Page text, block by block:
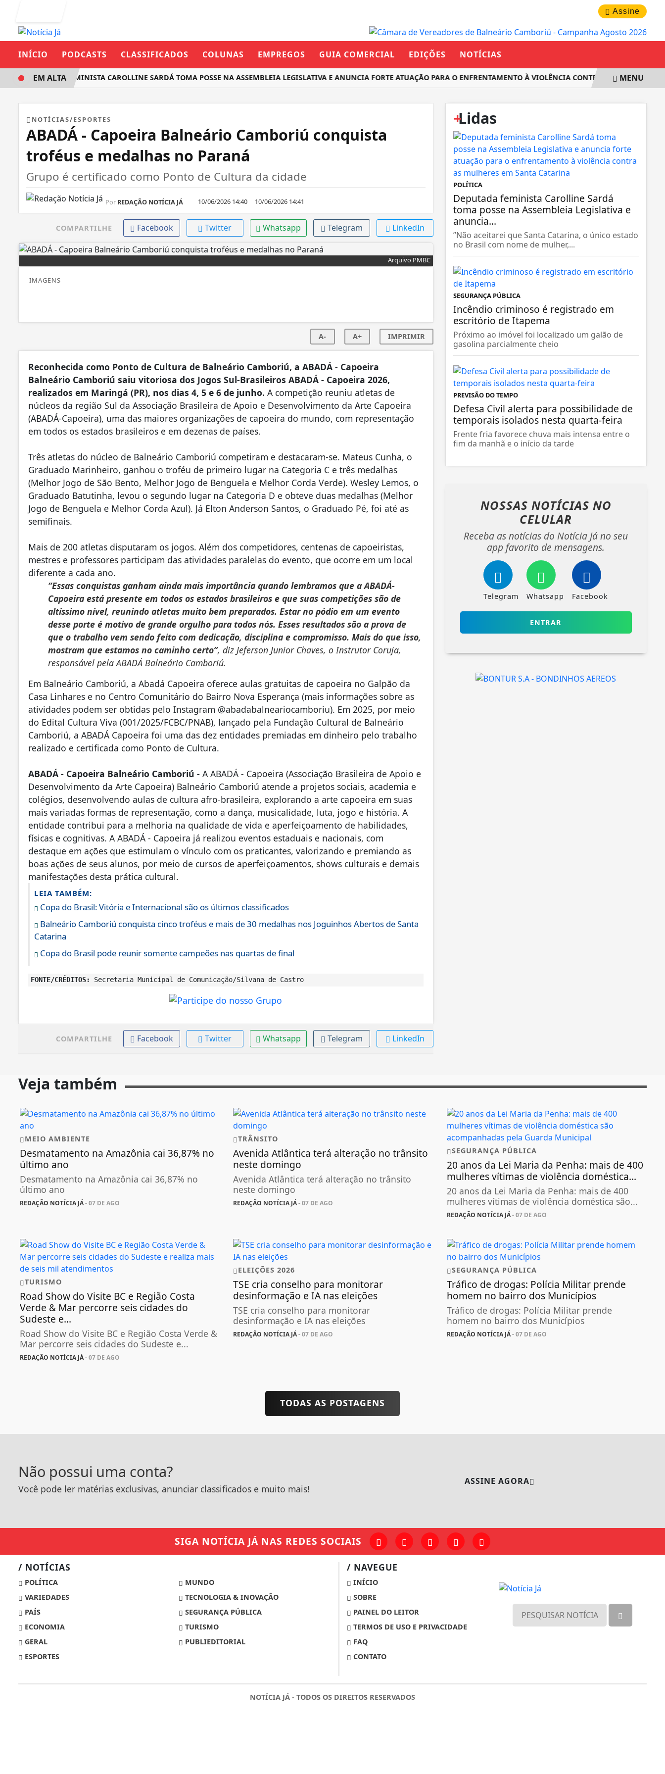
Assine
INÍCIO PODCASTS CLASSIFICADOS COLUNAS EMPREGOS GUIA COMERCIAL EDIÇÕES NOTÍCIAS
DEPUTADA FEMINISTA CAROLLINE SARDÁ TOMA POSSE NA ASSEMBLEIA LEGISLATIVA E ANUNCIA FORTE ATUAÇÃO PARA O ENFRENTAMENTO À VIOLÊNCIA CONTRA AS MULHERES
EM ALTA MENU
NOTÍCIAS/ESPORTES
ABADÁ - Capoeira Balneário Camboriú conquista
troféus e medalhas no Paraná
Grupo é certificado como Ponto de Cultura da cidade
Por REDAÇÃO NOTÍCIA JÁ 10/06/2026 14:40 10/06/2026 14:41
COMPARTILHE Facebook Twitter Whatsapp Telegram LinkedIn
Arquivo PMBC
IMAGENS
A- A+ IMPRIMIR
Reconhecida como Ponto de Cultura de Balneário Camboriú, a ABADÁ - Capoeira
Balneário Camboriú saiu vitoriosa dos Jogos Sul-Brasileiros ABADÁ - Capoeira 2026,
realizados em Maringá (PR), nos dias 4, 5 e 6 de junho. A competição reuniu atletas de
núcleos da região Sul da Associação Brasileira de Apoio e Desenvolvimento da Arte Capoeira
(ABADÁ-Capoeira), uma das maiores organizações de capoeira do mundo, com representação
em todos os estados brasileiros e em dezenas de países.
Três atletas do núcleo de Balneário Camboriú competiram e destacaram-se. Mateus Cunha, o
Graduado Marinheiro, ganhou o troféu de primeiro lugar na Categoria C e três medalhas
(Melhor Jogo de São Bento, Melhor Jogo de Benguela e Melhor Corda Verde). Wesley Lemos, o
Graduado Batutinha, levou o segundo lugar na Categoria D e obteve duas medalhas (Melhor
Jogo de Benguela e Melhor Corda Azul). Já Elton Anderson Santos, o Graduado Pé, foi até as
semifinais.
Mais de 200 atletas disputaram os jogos. Além dos competidores, centenas de capoeiristas,
mestres e professores participam das atividades paralelas do evento, que ocorre em um local
diferente a cada ano.
“Essas conquistas ganham ainda mais importância quando lembramos que a ABADÁ-
Capoeira está presente em todos os estados brasileiros e que suas competições são de
altíssimo nível, reunindo atletas muito bem preparados. Estar no pódio em um evento
desse porte é motivo de grande orgulho para todos nós. Esses resultados são a prova de
que o trabalho vem sendo feito com dedicação, disciplina e compromisso. Mais do que isso,
mostram que estamos no caminho certo”, diz Jeferson Junior Chaves, o Instrutor Coruja,
responsável pela ABADÁ Balneário Camboriú.
Em Balneário Camboriú, a Abadá Capoeira oferece aulas gratuitas de capoeira no Galpão da
Casa Linhares e no Centro Comunitário do Bairro Nova Esperança (mais informações sobre as
atividades podem ser obtidas pelo Instagram @abadabalneariocamboriu). Em 2025, por meio
do Edital Cultura Viva (001/2025/FCBC/PNAB), lançado pela Fundação Cultural de Balneário
Camboriú, a ABADÁ Capoeira foi uma das dez entidades premiadas em dinheiro pelo trabalho
realizado e certificada como Ponto de Cultura.
ABADÁ - Capoeira Balneário Camboriú - A ABADÁ - Capoeira (Associação Brasileira de Apoio e
Desenvolvimento da Arte Capoeira) Balneário Camboriú atende a projetos sociais, academia e
colégios, desenvolvendo aulas de cultura afro-brasileira, explorando a arte capoeira em suas
mais variadas formas de representação, como a dança, musicalidade, luta, jogo e história. A
entidade contribui para a melhoria na qualidade de vida e aperfeiçoamento de habilidades,
físicas e cognitivas. A ABADÁ - Capoeira já realizou eventos estaduais e nacionais, com
destaque em ações que estimulam o vínculo com os praticantes, valorizando e premiando as
boas ações de seus alunos, por meio de cursos de aperfeiçoamentos, shows culturais e demais
manifestações desta prática cultural.
LEIA TAMBÉM:
Copa do Brasil: Vitória e Internacional são os últimos classificados
Balneário Camboriú conquista cinco troféus e mais de 30 medalhas nos Joguinhos Abertos de Santa
Catarina
Copa do Brasil pode reunir somente campeões nas quartas de final
FONTE/CRÉDITOS: Secretaria Municipal de Comunicação/Silvana de Castro
COMPARTILHE Facebook Twitter Whatsapp Telegram LinkedIn
+
Lidas
POLÍTICA
Deputada feminista Carolline Sardá
toma posse na Assembleia Legislativa e
anuncia...
”Não aceitarei que Santa Catarina, o único estado
no Brasil com nome de mulher,...
SEGURANÇA PÚBLICA
Incêndio criminoso é registrado em
escritório de Itapema
Próximo ao imóvel foi localizado um galão de
gasolina parcialmente cheio
PREVISÃO DO TEMPO
Defesa Civil alerta para possibilidade de
temporais isolados nesta quarta-feira
Frente fria favorece chuva mais intensa entre o
fim da manhã e o início da tarde
NOSSAS NOTÍCIAS NO
CELULAR
Receba as notícias do Notícia Já no seu
app favorito de mensagens.
Telegram Whatsapp Facebook
ENTRAR
Veja também
MEIO AMBIENTE
Desmatamento na Amazônia cai 36,87% no
último ano
Desmatamento na Amazônia cai 36,87% no
último ano
REDAÇÃO NOTÍCIA JÁ- 07 DE AGO
TRÂNSITO
Avenida Atlântica terá alteração no trânsito
neste domingo
Avenida Atlântica terá alteração no trânsito
neste domingo
REDAÇÃO NOTÍCIA JÁ- 07 DE AGO
SEGURANÇA PÚBLICA
20 anos da Lei Maria da Penha: mais de 400
mulheres vítimas de violência doméstica...
20 anos da Lei Maria da Penha: mais de 400
mulheres vítimas de violência doméstica são...
REDAÇÃO NOTÍCIA JÁ- 07 DE AGO
TURISMO
Road Show do Visite BC e Região Costa
Verde & Mar percorre seis cidades do
Sudeste e...
Road Show do Visite BC e Região Costa Verde &
Mar percorre seis cidades do Sudeste e...
REDAÇÃO NOTÍCIA JÁ- 07 DE AGO
ELEIÇÕES 2026
TSE cria conselho para monitorar
desinformação e IA nas eleições
TSE cria conselho para monitorar
desinformação e IA nas eleições
REDAÇÃO NOTÍCIA JÁ- 07 DE AGO
SEGURANÇA PÚBLICA
Tráfico de drogas: Polícia Militar prende
homem no bairro dos Municípios
Tráfico de drogas: Polícia Militar prende
homem no bairro dos Municípios
REDAÇÃO NOTÍCIA JÁ- 07 DE AGO
TODAS AS POSTAGENS
Não possui uma conta?
Você pode ler matérias exclusivas, anunciar classificados e muito mais!
ASSINE AGORA
SIGA NOTÍCIA JÁ NAS REDES SOCIAIS
/ NOTÍCIAS
POLÍTICA
MUNDO
VARIEDADES
TECNOLOGIA & INOVAÇÃO
PAÍS
SEGURANÇA PÚBLICA
ECONOMIA
TURISMO
GERAL
PUBLIEDITORIAL
ESPORTES
/ NAVEGUE
INÍCIO
SOBRE
PAINEL DO LEITOR
TERMOS DE USO E PRIVACIDADE
FAQ
CONTATO
NOTÍCIA JÁ - TODOS OS DIREITOS RESERVADOS